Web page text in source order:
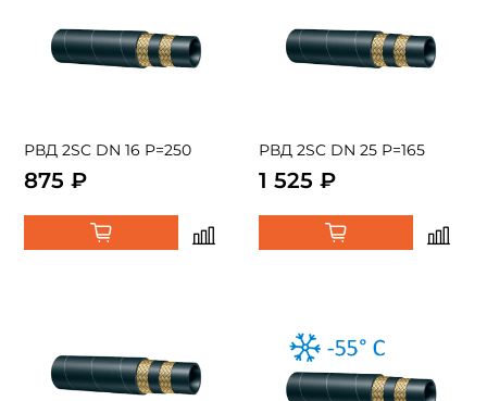
РВД 2SC DN 16 P=250
875 ₽
РВД 2SC DN 25 P=165
1 525 ₽